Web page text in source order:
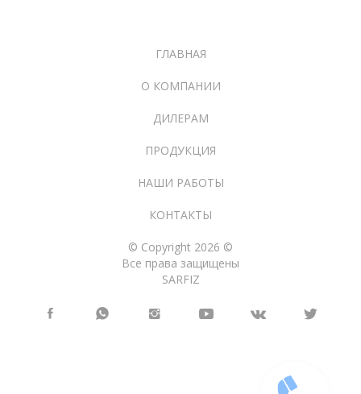
ГЛАВНАЯ
О КОМПАНИИ
ДИЛЕРАМ
ПРОДУКЦИЯ
НАШИ РАБОТЫ
КОНТАКТЫ
© Copyright 2026 ©
Все права защищены
SARFIZ
Заказать